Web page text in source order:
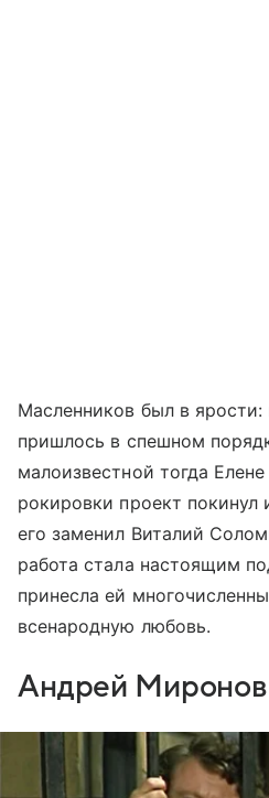
Масленников был в
пришлось в спешном
малоизвестной тогда
рокировки проект
его заменил Виталий
работа стала настоящим
принесла ей
всенародную любовь.
Андрей Миронов